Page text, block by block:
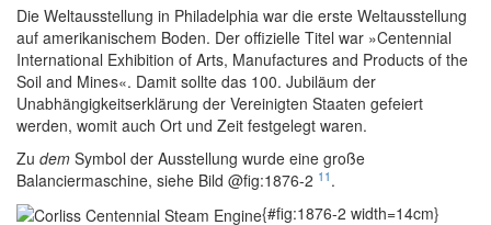
Die Weltausstellung in Philadelphia war die erste Weltausstellung
auf amerikanischem Boden. Der offizielle Titel war »Centennial
International Exhibition of Arts, Manufactures and Products of the
Soil and Mines«. Damit sollte das 100. Jubiläum der
Unabhängigkeitserklärung der Vereinigten Staaten gefeiert
werden, womit auch Ort und Zeit festgelegt waren.
Zu dem Symbol der Ausstellung wurde eine große
Balanciermaschine, siehe Bild @fig:1876-2 11 .
{#fig:1876-2 width=14cm}